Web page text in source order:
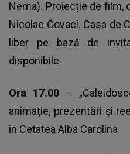
Nema). Proiecție de film,
Nicolae Covaci. Casa de
liber pe bază de
disponibile
Ora 17.00 –
animație, prezentări și
în Cetatea Alba Carolina